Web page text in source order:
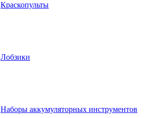
Краскопульты
Лобзики
Наборы аккумуляторных инструментов